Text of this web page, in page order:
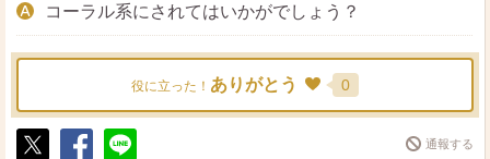
コーラル系にされてはいかがでしょう？
役に立った！ ありがとう 0
通報する